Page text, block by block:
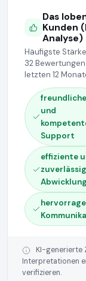
Das
Kunden
Analyse)
Häufigste
32
letzten 12
und
Support
effiziente
Abwicklung
KI-generierte
Interpretationen
verifizieren.